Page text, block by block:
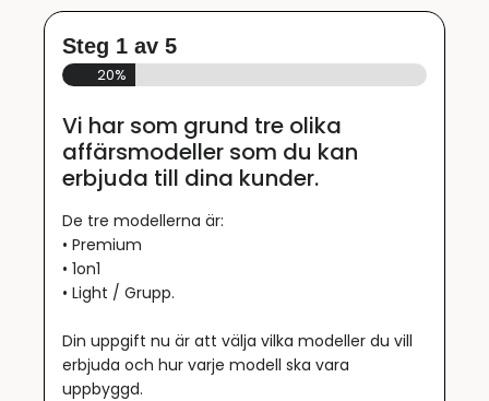
Steg 1 av 5
20%
Vi har som grund tre olika
affärsmodeller som du kan
erbjuda till dina kunder.
De tre modellerna är:
• Premium
• 1on1
• Light / Grupp.
Din uppgift nu är att välja vilka modeller du vill
erbjuda och hur varje modell ska vara
uppbyggd.